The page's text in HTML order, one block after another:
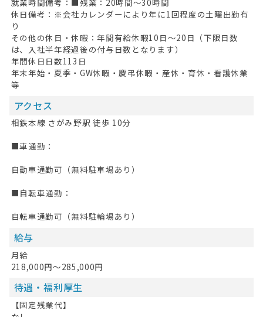
HOME
無料会員登録
ログイン
最近見た求人
お問い合わせ
掲載希望の方へ
就業時間備考：■残業：20時間～30時間
休日備考：※会社カレンダーにより年に1回程度の土曜出勤有
り
その他の休日・休暇：年間有給休暇10日～20日（下限日数
は、入社半年経過後の付与日数となります）
年間休日日数113日
年末年始・夏季・GW休暇・慶弔休暇・産休・育休・看護休業
等
アクセス
相鉄本線 さがみ野駅 徒歩 10分
■車通勤：
自動車通勤可（無料駐車場あり）
■自転車通勤：
自転車通勤可（無料駐輪場あり）
給与
月給
218,000円～285,000円
待遇・福利厚生
【固定残業代】